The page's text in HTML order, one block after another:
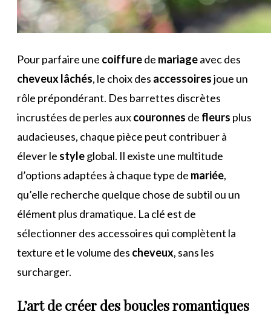
Pour parfaire une coiffurede mariageavec des
cheveuxlâchés, le choix des accessoiresjoue un
rôle prépondérant. Des barrettes discrètes
incrustées de perles auxcouronnes de fleurs plus
audacieuses, chaque pièce peut contribuer à
élever le styleglobal. Il existe une multitude
d’options adaptées à chaque type de mariée,
qu’elle recherche quelque chose de subtil ou un
élément plus dramatique. La clé est de
sélectionner des accessoires qui complètent la
texture et le volume des cheveux, sans les
surcharger.
L’art de créer des boucles romantiques